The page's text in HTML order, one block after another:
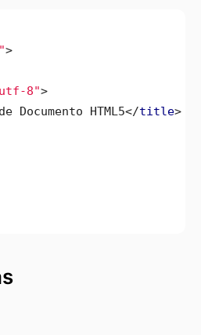
>
8">
Documento HTML5</title>